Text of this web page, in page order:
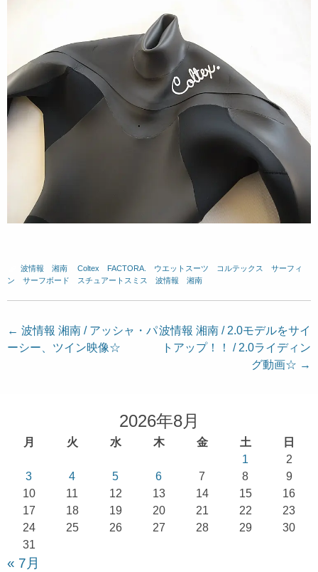
波情報 湘南 Coltex FACTORA. ウエットスーツ コルテックス
サーフィ
ン
サーフボード スチュアートスミス 波情報 湘南
投
稿
← 波情報 湘南 / アッシャ・パ
ーシー、ツイン映像☆
波情報 湘南 / 2.0モデルをサイ
トアップ！！ / 2.0ライディン
グ動画☆ →
2026年8月
月 火 水 木 金 土
日
1
2
3
4 5 6 7 8
9
10
11 12 13 14 15
16
17
18 19 20 21 22
23
24
25 26 27 28 29
30
31
« 7月